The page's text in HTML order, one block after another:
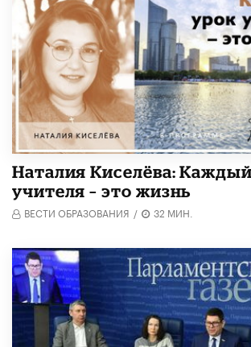
Наталия Киселёва:
учителя – это жизнь
ВЕСТИ ОБРАЗОВАНИЯ / 32 МИН.